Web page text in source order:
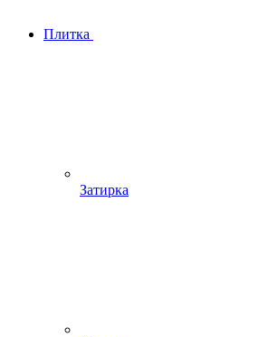
Плитка
Затирка